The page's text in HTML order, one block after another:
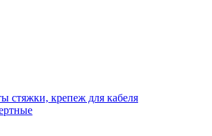
стяжки, крепеж для кабеля